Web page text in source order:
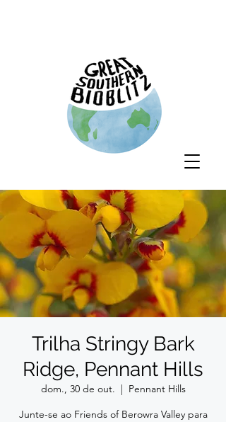
Trilha Stringy Bark
Ridge, Pennant Hills
dom., 30 de out.
  |
Pennant Hills
Junte-se ao Friends of Berowra Valley para